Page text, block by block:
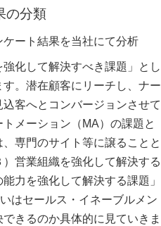
の分類
ート結果を当社にて分析
強化して解決すべき課題」とし
。潜在顧客にリーチし、ナー
客へとコンバージョンさせて
メーション（MA）の課題と
専門のサイト等に譲ることと
営業組織を強化して解決する
力を強化して解決する課題」
はセールス・イネーブルメン
きるのか具体的に見ていきま